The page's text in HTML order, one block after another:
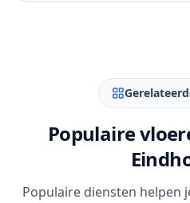
Populaire
Populaire diensten helpen